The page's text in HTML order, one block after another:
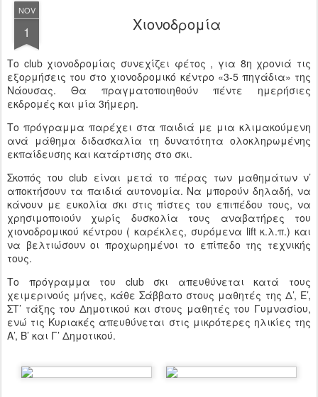
NOV
1 Χιονοδρομία
Το club χιονοδρομίας συνεχίζει φέτος , για 8η χρονιά τις
εξορμήσεις του στο χιονοδρομικό κέντρο «3-5 πηγάδια» της
Νάουσας. Θα πραγματοποιηθούν πέντε ημερήσιες
εκδρομές και μία 3ήμερη.
Το πρόγραμμα παρέχει στα παιδιά με μια κλιμακούμενη
ανά μάθημα διδασκαλία τη δυνατότητα ολοκληρωμένης
εκπαίδευσης και κατάρτισης στο σκι.
Σκοπός του club είναι μετά το πέρας των μαθημάτων ν’
αποκτήσουν τα παιδιά αυτονομία. Να μπορούν δηλαδή, να
κάνουν με ευκολία σκι στις πίστες του επιπέδου τους, να
χρησιμοποιούν χωρίς δυσκολία τους αναβατήρες του
χιονοδρομικού κέντρου ( καρέκλες, συρόμενα lift κ.λ.π.) και
να βελτιώσουν οι προχωρημένοι το επίπεδο της τεχνικής
τους.
Το πρόγραμμα του club σκι απευθύνεται κατά τους
χειμερινούς μήνες, κάθε Σάββατο στους μαθητές της Δ’, Ε’,
ΣΤ’ τάξης του Δημοτικού και στους μαθητές του Γυμνασίου,
ενώ τις Κυριακές απευθύνεται στις μικρότερες ηλικίες της
Α’, Β’ και Γ’ Δημοτικού.